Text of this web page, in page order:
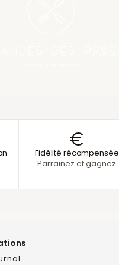
Fidélité récompensée
Parrainez et gagnez